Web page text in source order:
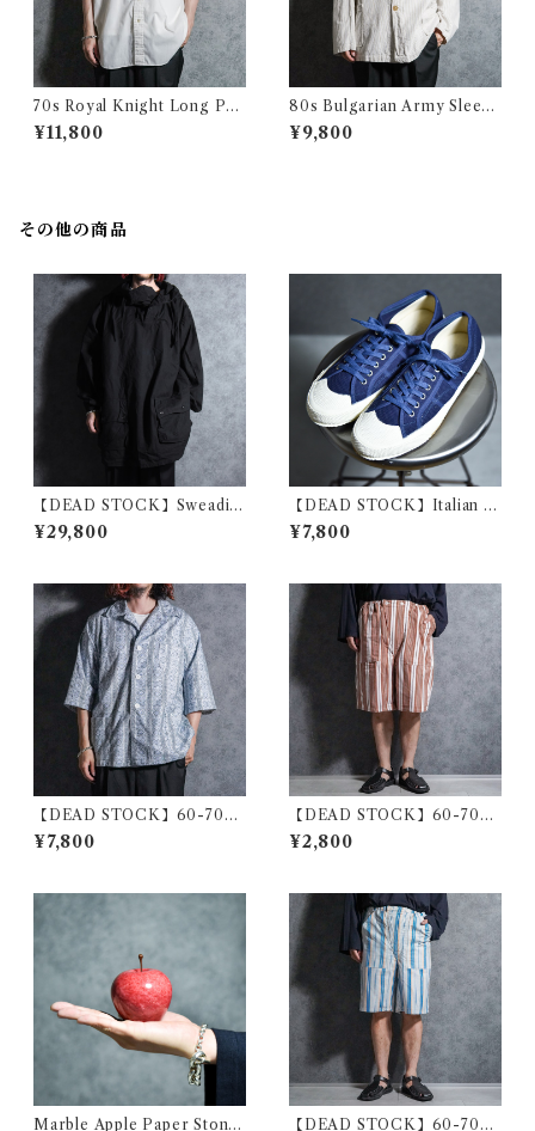
70s Royal Knight Long Poi
nt Collar Shirts ロイヤルナ
イト ロングポイント 半袖 シャ
¥11,800
80s Bulgarian Army Sleepi
ng Shirts Coverall ブルガリ
ア軍 スリーピング シャツ カバ
¥9,800
その他の商品
【DEAD STOCK】Sweadis
h Army Snow Camouflage
Parka スウェーデン軍 スノー
¥29,800
【DEAD STOCK】Italian N
avy Sailor Shoes イタリア軍
セーラーシューズ
¥7,800
【DEAD STOCK】60-70s
Polish Army Stripe Open-c
ollar Shirts Blue ポーランド
¥7,800
【DEAD STOCK】60-70s
Polish Army Stripe Half Pa
nts Brown Stripe ポーランド
¥2,800
Marble Apple Paper Stone
【DEAD STOCK】60-70s